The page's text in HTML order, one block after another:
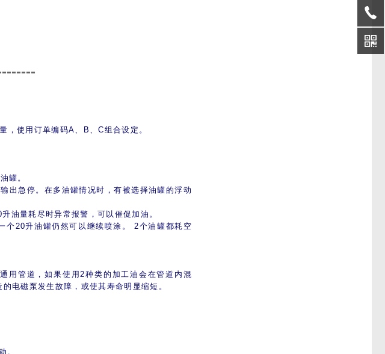
，使用订单编码A、B、C组合设定。
罐。
出急停。在多油罐情况时，有被选择油罐的浮动
油量耗尽时异常报警，可以催促加油。
个20升油罐仍然可以继续喷涂。 2个油罐都耗空
用管道，如果使用2种类的加工油会在管道内混
电磁泵发生故障，或使其寿命明显缩短。
。